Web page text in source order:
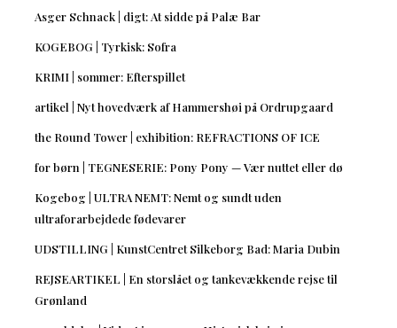
Asger Schnack | digt: At sidde på Palæ Bar
KOGEBOG | Tyrkisk: Sofra
KRIMI | sommer: Efterspillet
artikel | Nyt hovedværk af Hammershøi på Ordrupgaard
the Round Tower | exhibition: REFRACTIONS OF ICE
for børn | TEGNESERIE: Pony Pony — Vær nuttet eller dø
Kogebog | ULTRA NEMT: Nemt og sundt uden
ultraforarbejdede fødevarer
UDSTILLING | KunstCentret Silkeborg Bad: Maria Dubin
REJSEARTIKEL | En storslået og tankevækkende rejse til
Grønland